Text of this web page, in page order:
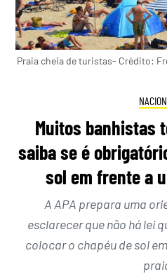
Praia cheia de turistas- Crédito:
Muitos banhistas
saiba se é
sol em frente a
A APA prepara uma
esclarecer que não há lei
colocar o chapéu de sol